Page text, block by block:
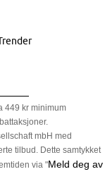
449 kr minimum
mbH med
tilbud. Dette samtykket
via "Meld deg av